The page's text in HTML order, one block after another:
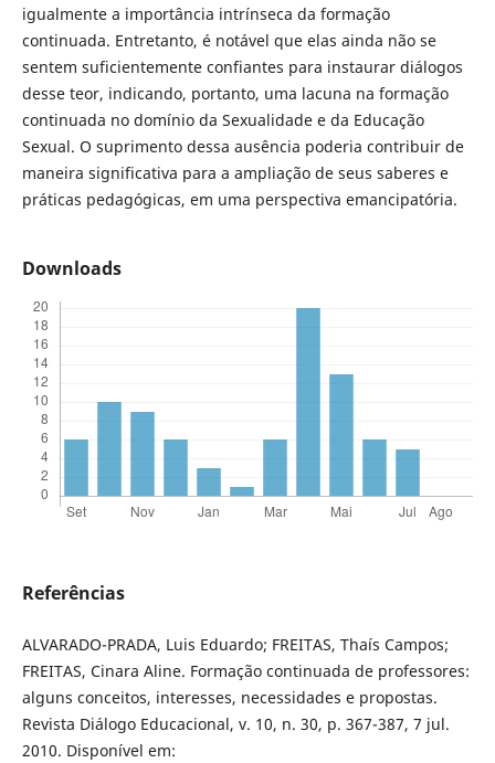
igualmente a importância intrínseca da formação
continuada. Entretanto, é notável que elas ainda não se
sentem suficientemente confiantes para instaurar diálogos
desse teor, indicando, portanto, uma lacuna na formação
continuada no domínio da Sexualidade e da Educação
Sexual. O suprimento dessa ausência poderia contribuir de
maneira significativa para a ampliação de seus saberes e
práticas pedagógicas, em uma perspectiva emancipatória.
Downloads
Referências
ALVARADO-PRADA, Luis Eduardo; FREITAS, Thaís Campos;
FREITAS, Cinara Aline. Formação continuada de professores:
alguns conceitos, interesses, necessidades e propostas.
Revista Diálogo Educacional, v. 10, n. 30, p. 367-387, 7 jul.
2010. Disponível em: